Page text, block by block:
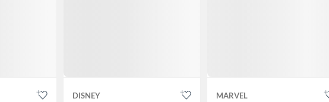
DISNEY MARVEL